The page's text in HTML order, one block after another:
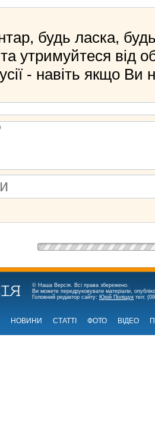
будь ласка,
утримуйтеся від
- навіть якщо Ви
© Наша Версія. Всі права збережено.
Ви можете передруковувати матеріали,
Головний редактор сайту: Юрій Поліщук тел:
НОВИНИ СТАТТІ ФОТО ВІДЕО